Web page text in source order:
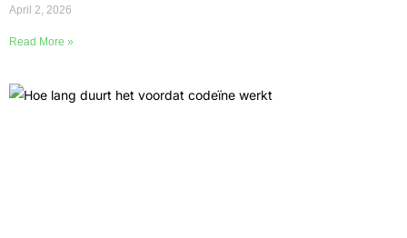
April 2, 2026
Read More »